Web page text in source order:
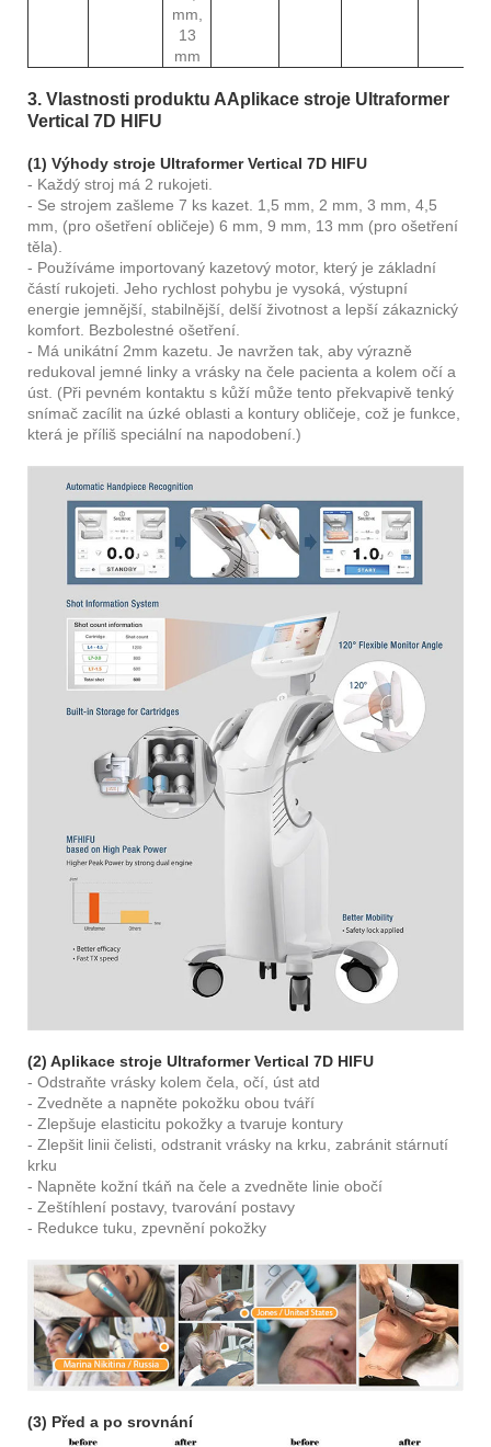
mm,
13
mm
3. Vlastnosti produktu AAplikace stroje Ultraformer
Vertical 7D HIFU
(1) Výhody stroje Ultraformer Vertical 7D HIFU
- Každý stroj má 2 rukojeti.
- Se strojem zašleme 7 ks kazet. 1,5 mm, 2 mm, 3 mm, 4,5
mm, (pro ošetření obličeje) 6 mm, 9 mm, 13 mm (pro ošetření
těla).
- Používáme importovaný kazetový motor, který je základní
částí rukojeti. Jeho rychlost pohybu je vysoká, výstupní
energie jemnější, stabilnější, delší životnost a lepší zákaznický
komfort. Bezbolestné ošetření.
- Má unikátní 2mm kazetu. Je navržen tak, aby výrazně
redukoval jemné linky a vrásky na čele pacienta a kolem očí a
úst. (Při pevném kontaktu s kůží může tento překvapivě tenký
snímač zacílit na úzké oblasti a kontury obličeje, což je funkce,
která je příliš speciální na napodobení.)
(2) Aplikace stroje Ultraformer Vertical 7D HIFU
- Odstraňte vrásky kolem čela, očí, úst atd
- Zvedněte a napněte pokožku obou tváří
- Zlepšuje elasticitu pokožky a tvaruje kontury
- Zlepšit linii čelisti, odstranit vrásky na krku, zabránit stárnutí
krku
- Napněte kožní tkáň na čele a zvedněte linie obočí
- Zeštíhlení postavy, tvarování postavy
- Redukce tuku, zpevnění pokožky
(3) Před a po srovnání